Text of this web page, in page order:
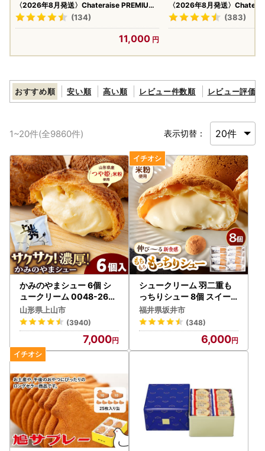
〈2026年8月発送〉Chateraise PREMIUM
カップアイス 詰合せ 4種 16個
(134)
11,000
〈2026年8月発送〉
カップアイス 詰合せ 4種 24
(383)
おすすめ順 安い順 高い順 レビュー件数順 レビュー評価順
1~20件(全9860件) 表示切替：
かみのやまシュー 6個 シ
ュークリーム 0048-260
3
山形県上山市
(3940)
7,000
シュークリーム 羽二重も
っちりシュー 8個 スイー
ツ お菓子 デザート [A-08
218]
福井県坂井市
(348)
6,000